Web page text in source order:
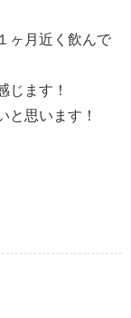
ヶ月近く飲んで
じます！
と思います！